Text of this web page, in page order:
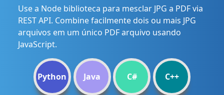
Use a Node biblioteca para mesclar JPG a PDF via
REST API. Combine facilmente dois ou mais JPG
arquivos em um único PDF arquivo usando
JavaScript.
Python Java C# C++